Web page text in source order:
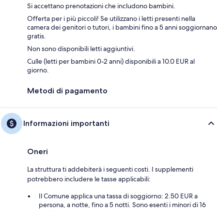
Si accettano prenotazioni che includono bambini.
Offerta per i più piccoli! Se utilizzano i letti presenti nella
camera dei genitori o tutori, i bambini fino a 5 anni soggiornano
gratis.
Non sono disponibili letti aggiuntivi.
Culle (letti per bambini 0-2 anni) disponibili a 10.0 EUR al
giorno.
Metodi di pagamento
Informazioni importanti
Oneri
La struttura ti addebiterà i seguenti costi. I supplementi
potrebbero includere le tasse applicabili:
Il Comune applica una tassa di soggiorno: 2.50 EUR a
persona, a notte, fino a 5 notti. Sono esenti i minori di 16